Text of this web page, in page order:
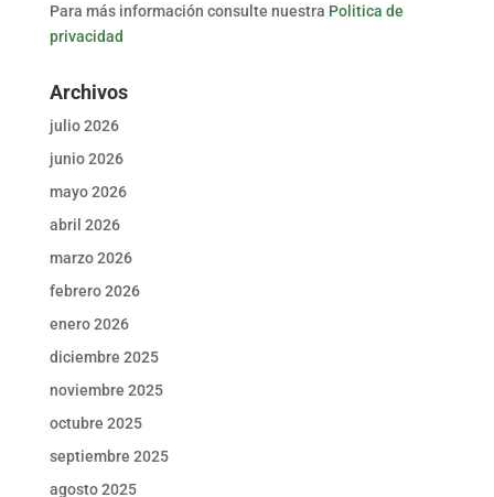
Para más información consulte nuestra Politica de
privacidad
Archivos
julio 2026
junio 2026
mayo 2026
abril 2026
marzo 2026
febrero 2026
enero 2026
diciembre 2025
noviembre 2025
octubre 2025
septiembre 2025
agosto 2025